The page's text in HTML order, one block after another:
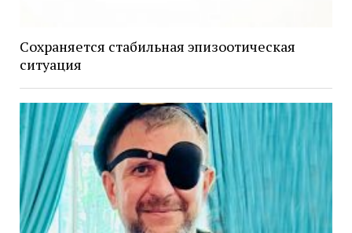
Сохраняется стабильная эпизоотическая
ситуация